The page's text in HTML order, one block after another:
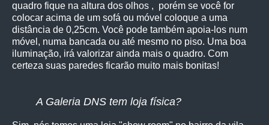
quadro fique na altura dos olhos , porém se você for
colocar acima de um sofá ou móvel coloque a uma
distância de 0,25cm. Você pode também apoia-los num
móvel, numa bancada ou até mesmo no piso. Uma boa
iluminação, irá valorizar ainda mais o quadro. Com
certeza suas paredes ficarão muito mais bonitas!
A Galeria DNS tem loja física?